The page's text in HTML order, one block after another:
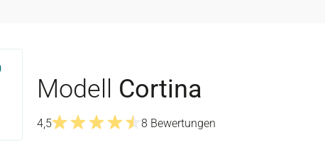
Modell Cortina
4,5
8 Bewertungen